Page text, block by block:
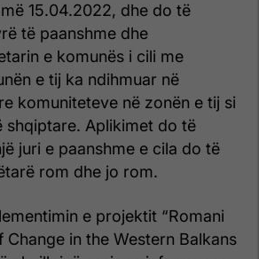
15.04.2022, dhe do të
të paanshme dhe
e komunës i cili me
e tij ka ndihmuar në
komuniteteve në zonën e tij si
shqiptare. Aplikimet do të
juri e paanshme e cila do të
rom dhe jo rom.
e projektit “Romani
Change in the Western Balkans